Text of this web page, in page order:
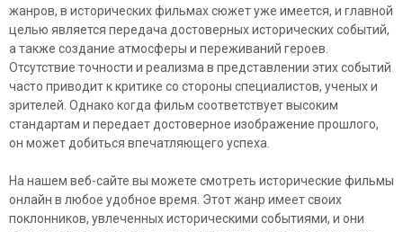
жанров, в исторических фильмах сюжет уже имеется, и главной
целью является передача достоверных исторических событий,
а также создание атмосферы и переживаний героев.
Отсутствие точности и реализма в представлении этих событий
часто приводит к критике со стороны специалистов, ученых и
зрителей. Однако когда фильм соответствует высоким
стандартам и передает достоверное изображение прошлого,
он может добиться впечатляющего успеха.
На нашем веб-сайте вы можете смотреть исторические фильмы
онлайн в любое удобное время. Этот жанр имеет своих
поклонников, увлеченных историческими событиями, и они